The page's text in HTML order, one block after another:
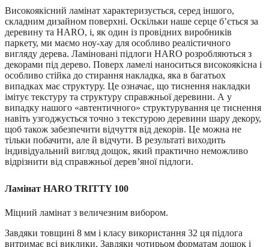
Високоякісний ламінат характеризується, серед іншого,
складним дизайном поверхні. Оскільки наше серце б’ється за
деревину та HARO, і, як один із провідних виробників
паркету, ми маємо ноу-хау для особливо реалістичного
вигляду дерева. Ламіновані підлоги HARO розробляються з
декорами під дерево. Поверх ламелі наноситься високоякісна і
особливо стійка до стирання накладка, яка в багатьох
випадках має структуру. Це означає, що тиснення накладки
імітує текстуру та структуру справжньої деревини. А у
випадку нашого «автентичного» структурування це тиснення
навіть узгоджується точно з текстурою деревини шару декору,
щоб також забезпечити відчуття від декорів. Це можна не
тільки побачити, але й відчути. В результаті виходить
індивідуальний вигляд дощок, який практично неможливо
відрізнити від справжньої дерев’яної підлоги.
Ламінат HARO TRITTY 100
Міцний ламінат з величезним вибором.
Завдяки товщині 8 мм і класу використання 32 ця підлога
витримає всі виклики. Завдяки чотирьом форматам дощок і